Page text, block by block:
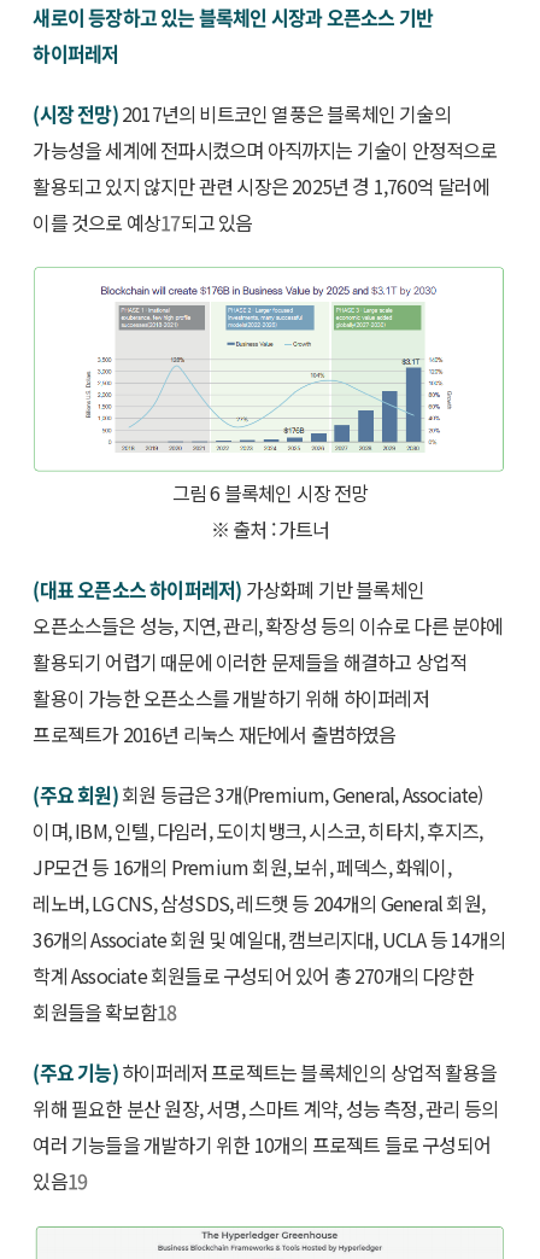
새로이 등장하고 있는 블록체인 시장과 오픈소스 기반
하이퍼레저
(시장 전망)2017년의 비트코인 열풍은 블록체인 기술의
가능성을 세계에 전파시켰으며 아직까지는 기술이 안정적으로
활용되고 있지 않지만 관련 시장은 2025년 경 1,760억 달러에
이를 것으로 예상17되고 있음
그림 6 블록체인 시장 전망
※ 출처 : 가트너
(대표 오픈소스 하이퍼레저) 가상화폐 기반 블록체인
오픈소스들은 성능, 지연, 관리, 확장성 등의 이슈로 다른 분야에
활용되기 어렵기 때문에 이러한 문제들을 해결하고 상업적
활용이 가능한 오픈소스를 개발하기 위해 하이퍼레저
프로젝트가 2016년 리눅스 재단에서 출범하였음
(주요 회원)회원 등급은 3개(Premium, General, Associate)
이며, IBM, 인텔, 다임러, 도이치뱅크, 시스코, 히타치, 후지즈,
JP모건 등 16개의 Premium 회원, 보쉬, 페덱스, 화웨이,
레노버, LG CNS, 삼성SDS, 레드햇 등 204개의 General 회원,
36개의 Associate 회원 및 예일대, 캠브리지대, UCLA 등 14개의
학계 Associate 회원들로 구성되어 있어 총 270개의 다양한
회원들을 확보함18
(주요 기능)하이퍼레저 프로젝트는 블록체인의 상업적 활용을
위해 필요한 분산 원장, 서명, 스마트 계약, 성능 측정, 관리 등의
여러 기능들을 개발하기 위한 10개의 프로젝트 들로 구성되어
있음19